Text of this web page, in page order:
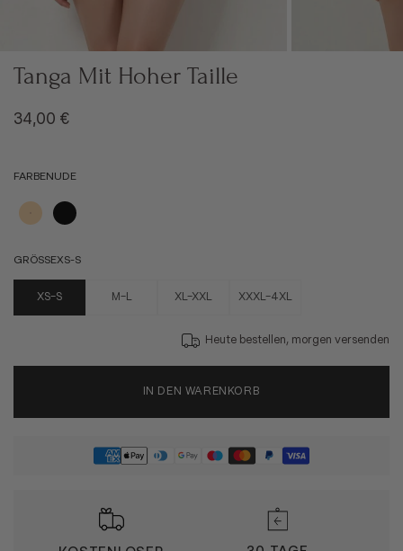
Tanga Mit Hoher Taille
Angebot
34,00 €
FARBENUDE
Nude Schwarz
GRÖSSEXS-S
XS-S M-L XL-XXL XXXL-4XL
Heute bestellen, morgen versenden
IN DEN WARENKORB